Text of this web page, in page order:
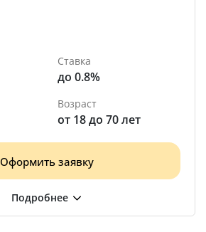
Ставка
до 0.8%
Возраст
от 18 до 70 лет
Оформить заявку